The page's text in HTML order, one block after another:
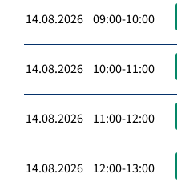
14.08.2026 09:00-10:00
14.08.2026 10:00-11:00
14.08.2026 11:00-12:00
14.08.2026 12:00-13:00